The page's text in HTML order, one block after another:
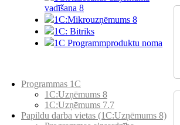
vadīšana 8
1С:Мikrouzņēmums 8
1C: Bitriks
1C Programmproduktu noma
Programmas 1C
1C:Uzņēmums 8
1C:Uzņēmums 7.7
Papildu darba vietas (1C:Uzņēmums 8)